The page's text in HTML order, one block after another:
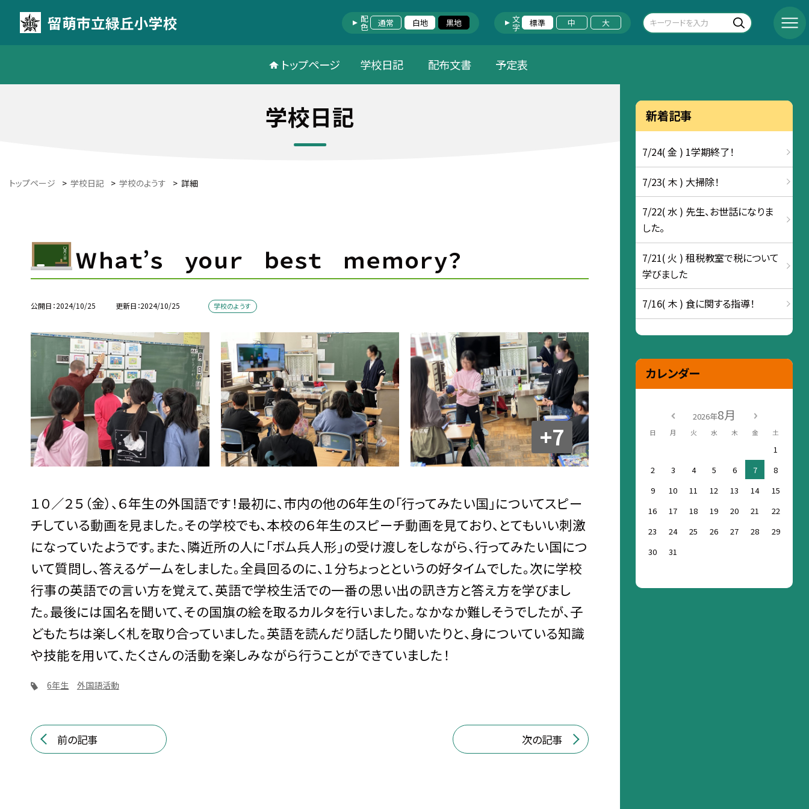
留萌市立緑丘小学校 配色 通常 白地 黒地 文字 標準 中 大
トップページ 学校日記 配布文書 予定表
学校日記
トップページ > 学校日記 > 学校のようす > 詳細
Ｗｈａｔ’ｓ ｙｏｕｒ ｂｅｓｔ ｍｅｍｏｒｙ？
公開日 2024/10/25 更新日 2024/10/25 学校のようす
+7
１０／２５（金）、６年生の外国語です！最初に、市内の他の6年生の「行ってみたい国」についてスピー
チしている動画を見ました。その学校でも、本校の６年生のスピーチ動画を見ており、とてもいい刺激
になっていたようです。また、隣近所の人に「ボム兵人形」の受け渡しをしながら、行ってみたい国につ
いて質問し、答えるゲームをしました。全員回るのに、１分ちょっとというの好タイムでした。次に学校
行事の英語での言い方を覚えて、英語で学校生活での一番の思い出の訊き方と答え方を学びまし
た。最後には国名を聞いて、その国旗の絵を取るカルタを行いました。なかなか難しそうでしたが、子
どもたちは楽しく札を取り合っていました。英語を読んだり話したり聞いたりと、身についている知識
や技能を用いて、たくさんの活動を楽しみながら行うことができていました！
6年生 外国語活動
前の記事 次の記事
新着記事
7/24( 金 ) 1学期終了！
7/23( 木 ) 大掃除！
7/22( 水 ) 先生、お世話になりま
した。
7/21( 火 ) 租税教室で税について
学びました
7/16( 木 ) 食に関する指導！
カレンダー
2026年8月
日 月 火 水 木 金 土
1
2
3 4 5 6 7
8
9
10 11 12 13 14
15
16
17 18 19 20 21
22
23
24 25 26 27 28
29
30
31